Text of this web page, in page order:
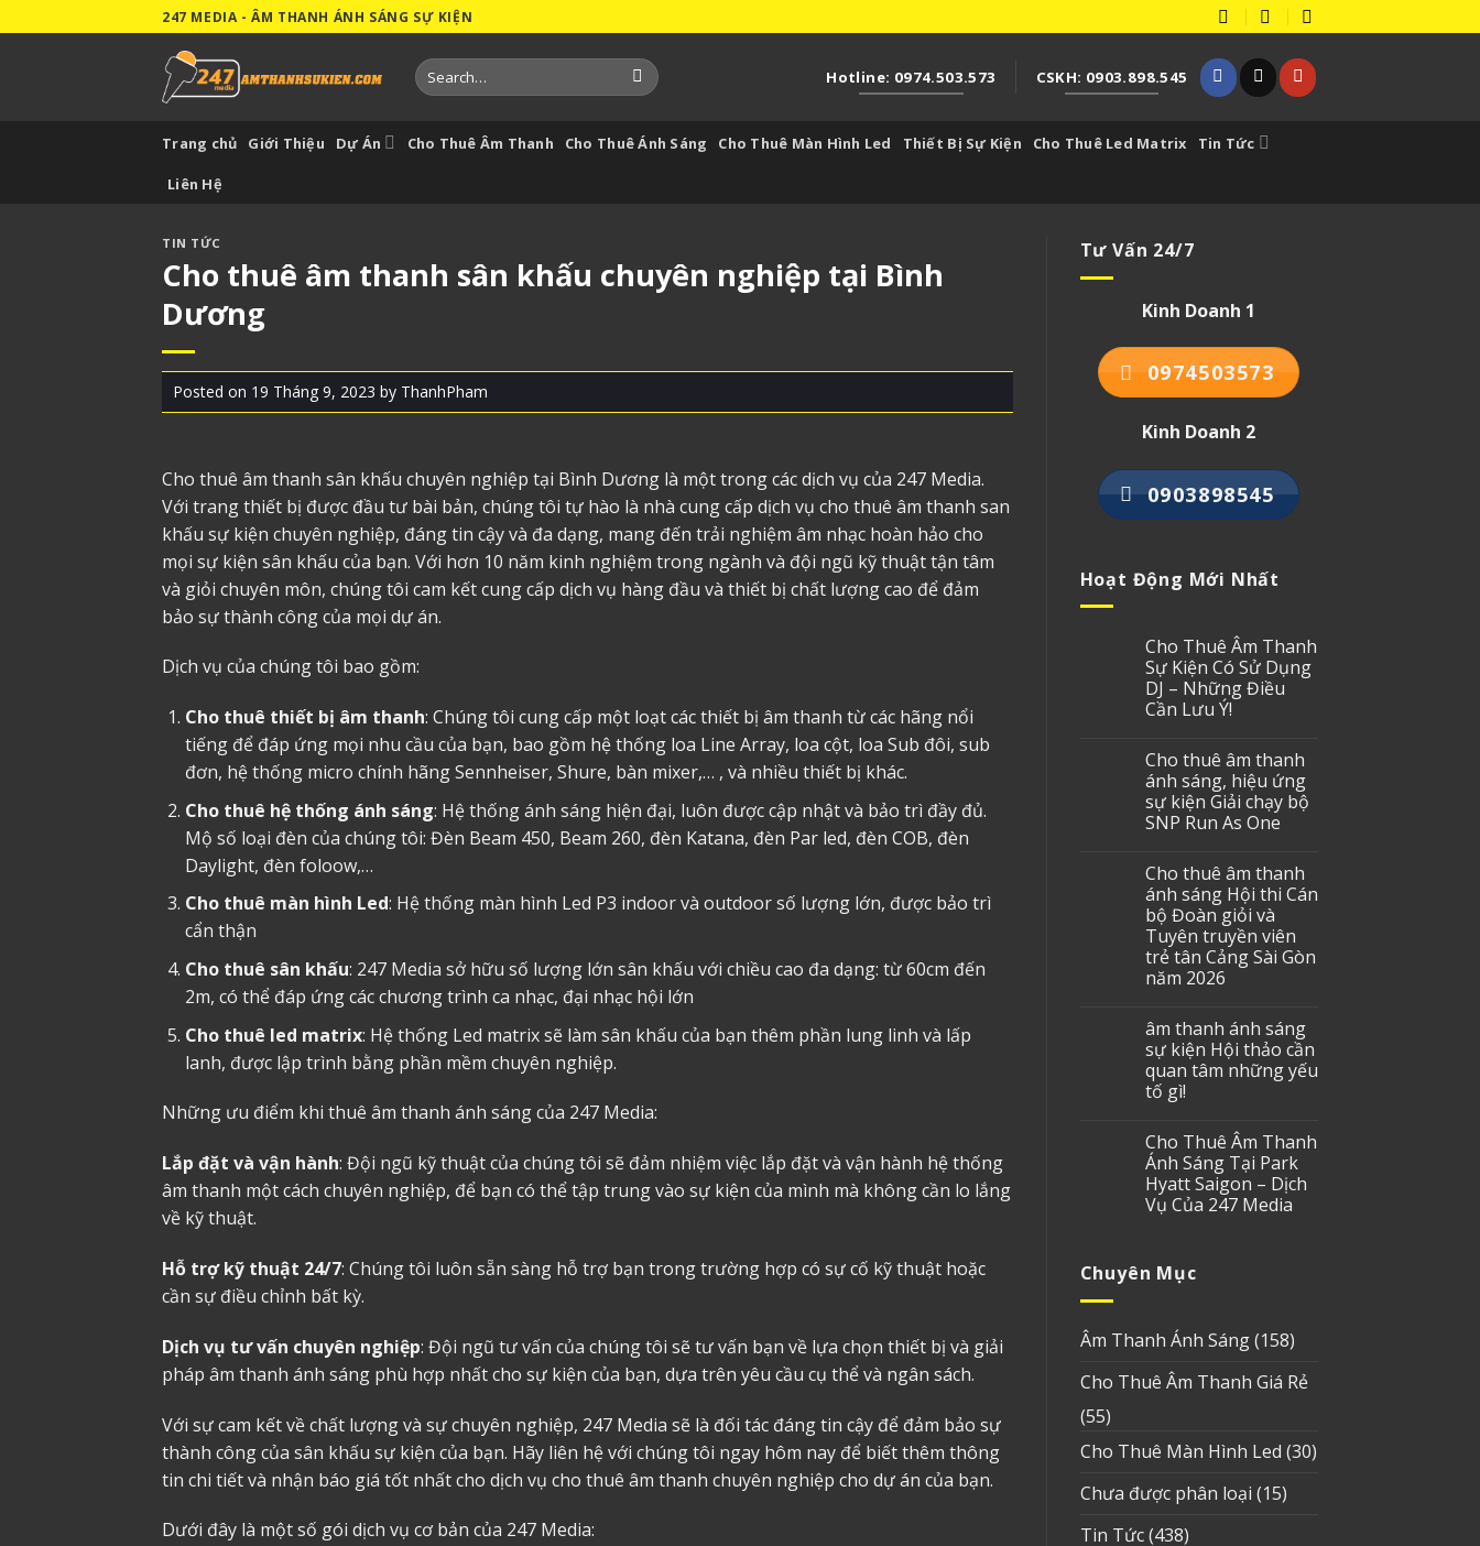
to
247 MEDIA - ÂM THANH ÁNH SÁNG SỰ KIỆN
Search
for:
Hotline: 0974.503.573 CSKH: 0903.898.545
Trang chủ Giới Thiệu Dự Án Cho Thuê Âm Thanh Cho Thuê Ánh Sáng Cho Thuê Màn Hình Led Thiết Bị Sự Kiện Cho Thuê Led Matrix Tin Tức
Liên Hệ
TIN TỨC
Cho thuê âm thanh sân khấu chuyên nghiệp tại Bình
Dương
Posted on 19 Tháng 9, 2023 by ThanhPham
Cho thuê âm thanh sân khấu chuyên nghiệp tại Bình Dương là một trong các dịch vụ của 247 Media.
Với trang thiết bị được đầu tư bài bản, chúng tôi tự hào là nhà cung cấp dịch vụ cho thuê âm thanh san
khấu sự kiện chuyên nghiệp, đáng tin cậy và đa dạng, mang đến trải nghiệm âm nhạc hoàn hảo cho
mọi sự kiện sân khấu của bạn. Với hơn 10 năm kinh nghiệm trong ngành và đội ngũ kỹ thuật tận tâm
và giỏi chuyên môn, chúng tôi cam kết cung cấp dịch vụ hàng đầu và thiết bị chất lượng cao để đảm
bảo sự thành công của mọi dự án.
Dịch vụ của chúng tôi bao gồm:
Cho thuê thiết bị âm thanh: Chúng tôi cung cấp một loạt các thiết bị âm thanh từ các hãng nổi
tiếng để đáp ứng mọi nhu cầu của bạn, bao gồm hệ thống loa Line Array, loa cột, loa Sub đôi, sub
đơn, hệ thống micro chính hãng Sennheiser, Shure, bàn mixer,… , và nhiều thiết bị khác.
Cho thuê hệ thống ánh sáng: Hệ thống ánh sáng hiện đại, luôn được cập nhật và bảo trì đầy đủ.
Mộ số loại đèn của chúng tôi: Đèn Beam 450, Beam 260, đèn Katana, đèn Par led, đèn COB, đèn
Daylight, đèn foloow,…
Cho thuê màn hình Led: Hệ thống màn hình Led P3 indoor và outdoor số lượng lớn, được bảo trì
cẩn thận
Cho thuê sân khấu: 247 Media sở hữu số lượng lớn sân khấu với chiều cao đa dạng: từ 60cm đến
2m, có thể đáp ứng các chương trình ca nhạc, đại nhạc hội lớn
Cho thuê led matrix: Hệ thống Led matrix sẽ làm sân khấu của bạn thêm phần lung linh và lấp
lanh, được lập trình bằng phần mềm chuyên nghiệp.
Những ưu điểm khi thuê âm thanh ánh sáng của 247 Media:
Lắp đặt và vận hành: Đội ngũ kỹ thuật của chúng tôi sẽ đảm nhiệm việc lắp đặt và vận hành hệ thống
âm thanh một cách chuyên nghiệp, để bạn có thể tập trung vào sự kiện của mình mà không cần lo lắng
về kỹ thuật.
Hỗ trợ kỹ thuật 24/7: Chúng tôi luôn sẵn sàng hỗ trợ bạn trong trường hợp có sự cố kỹ thuật hoặc
cần sự điều chỉnh bất kỳ.
Dịch vụ tư vấn chuyên nghiệp: Đội ngũ tư vấn của chúng tôi sẽ tư vấn bạn về lựa chọn thiết bị và giải
pháp âm thanh ánh sáng phù hợp nhất cho sự kiện của bạn, dựa trên yêu cầu cụ thể và ngân sách.
Với sự cam kết về chất lượng và sự chuyên nghiệp, 247 Media sẽ là đối tác đáng tin cậy để đảm bảo sự
thành công của sân khấu sự kiện của bạn. Hãy liên hệ với chúng tôi ngay hôm nay để biết thêm thông
tin chi tiết và nhận báo giá tốt nhất cho dịch vụ cho thuê âm thanh chuyên nghiệp cho dự án của bạn.
Dưới đây là một số gói dịch vụ cơ bản của 247 Media:
Tư Vấn 24/7
Kinh Doanh 1
0974503573
Kinh Doanh 2
0903898545
Hoạt Động Mới Nhất
Cho Thuê Âm Thanh
Sự Kiện Có Sử Dụng
DJ – Những Điều
Cần Lưu Ý!
Cho thuê âm thanh
ánh sáng, hiệu ứng
sự kiện Giải chạy bộ
SNP Run As One
Cho thuê âm thanh
ánh sáng Hội thi Cán
bộ Đoàn giỏi và
Tuyên truyền viên
trẻ tân Cảng Sài Gòn
năm 2026
âm thanh ánh sáng
sự kiện Hội thảo cần
quan tâm những yếu
tố gì!
Cho Thuê Âm Thanh
Ánh Sáng Tại Park
Hyatt Saigon – Dịch
Vụ Của 247 Media
Chuyên Mục
Âm Thanh Ánh Sáng(158)
Cho Thuê Âm Thanh Giá Rẻ
(55)
Cho Thuê Màn Hình Led (30)
Chưa được phân loại (15)
Tin Tức(438)